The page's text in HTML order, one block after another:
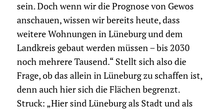
sein. Doch wenn wir die Prognose von Gewos
anschauen, wissen wir bereits heute, dass
weitere Wohnungen in Lüneburg und dem
Landkreis gebaut werden müssen – bis 2030
noch mehrere Tausend.“ Stellt sich also die
Frage, ob das allein in Lüneburg zu schaffen ist,
denn auch hier sich die Flächen begrenzt.
Struck: „Hier sind Lüneburg als Stadt und als